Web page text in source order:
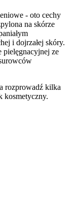
- oto cechy
na skórze
i dojrzałej skóry.
ze
rozprowadź kilka
kosmetyczny.